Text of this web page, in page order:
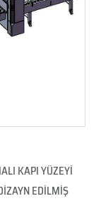
KAPI YÜZEYİ
EDİLMİŞ